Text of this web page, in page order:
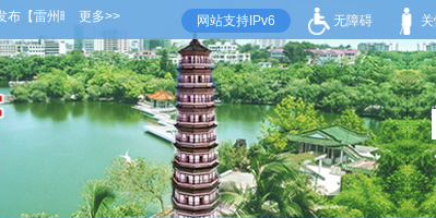
【雷州晚间天气】今晚到明天白天，阴天间多云，有雷阵雨，局部大雨
更多>> 网站支持IPv6 无障碍